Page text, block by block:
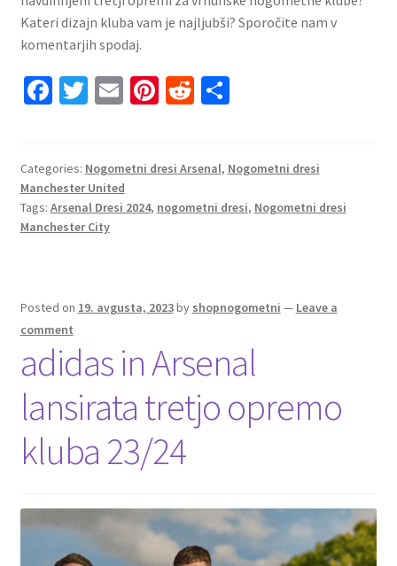
Kateri dizajn kluba vam je najljubši? Sporočite nam v
komentarjih spodaj.
Fa
o
o
k
T
er
E
l
Pi
es
t
R
di
t
S
e
Categories: Nogometni dresi Arsenal, Nogometni dresi
Manchester United
Tags: Arsenal Dresi 2024, nogometni dresi, Nogometni dresi
Manchester City
Posted on 19. avgusta, 2023by shopnogometni — Leave a
comment
adidas in Arsenal
lansirata tretjo opremo
kluba 23/24